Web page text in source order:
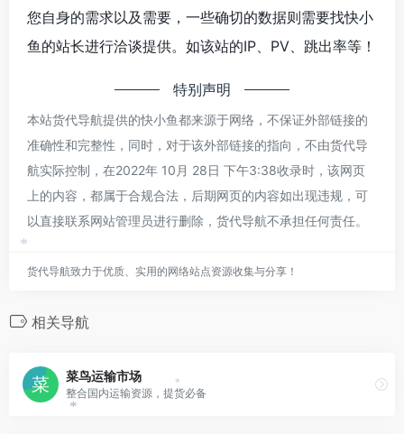
您自身的需求以及需要，一些确切的数据则需要找快小
鱼的站长进行洽谈提供。如该站的IP、PV、跳出率等！
特别声明
本站货代导航提供的快小鱼都来源于网络，不保证外部链接的
准确性和完整性，同时，对于该外部链接的指向，不由货代导
航实际控制，在2022年 10月 28日 下午3:38收录时，该网页
上的内容，都属于合规合法，后期网页的内容如出现违规，可
以直接联系网站管理员进行删除，货代导航不承担任何责任。
货代导航致力于优质、实用的网络站点资源收集与分享！
相关导航
菜鸟运输市场
整合国内运输资源，提货必备
*
*